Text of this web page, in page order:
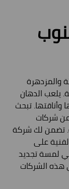
والمزدهرة
يلعب الدهان
تبحث
شركات
تضمن لك شركة
على
لمسة تجديد
هذه الشركات